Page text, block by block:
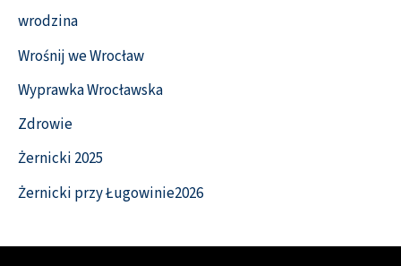
wrodzina
Wrośnij we Wrocław
Wyprawka Wrocławska
Zdrowie
Żernicki 2025
Żernicki przy Ługowinie2026